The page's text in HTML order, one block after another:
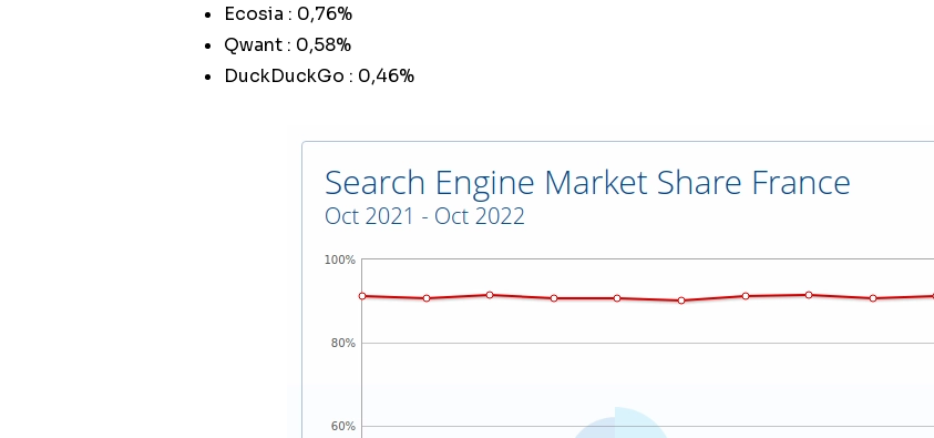
Ecosia : 0,76%
Qwant : 0,58%
DuckDuckGo : 0,46%